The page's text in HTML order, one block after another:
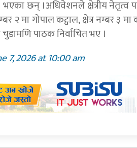
भएका छन् ।अधिवेशनले क्षेत्रीय नेतृत्व
२ मा गोपाल कट्वाल, क्षेत्र नम्बर ३
चुडामणि पाठक निर्वाचित भए ।
7, 2026 at 10:00 am